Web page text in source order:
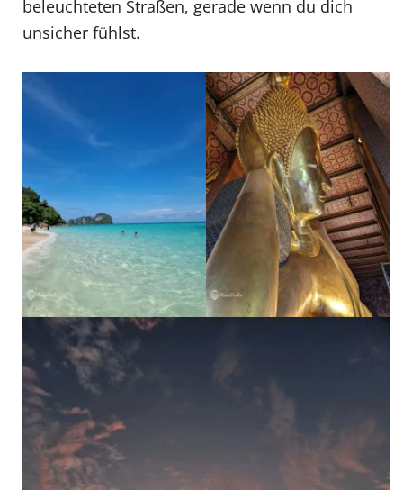
beleuchteten Straßen, gerade wenn du dich
unsicher fühlst.